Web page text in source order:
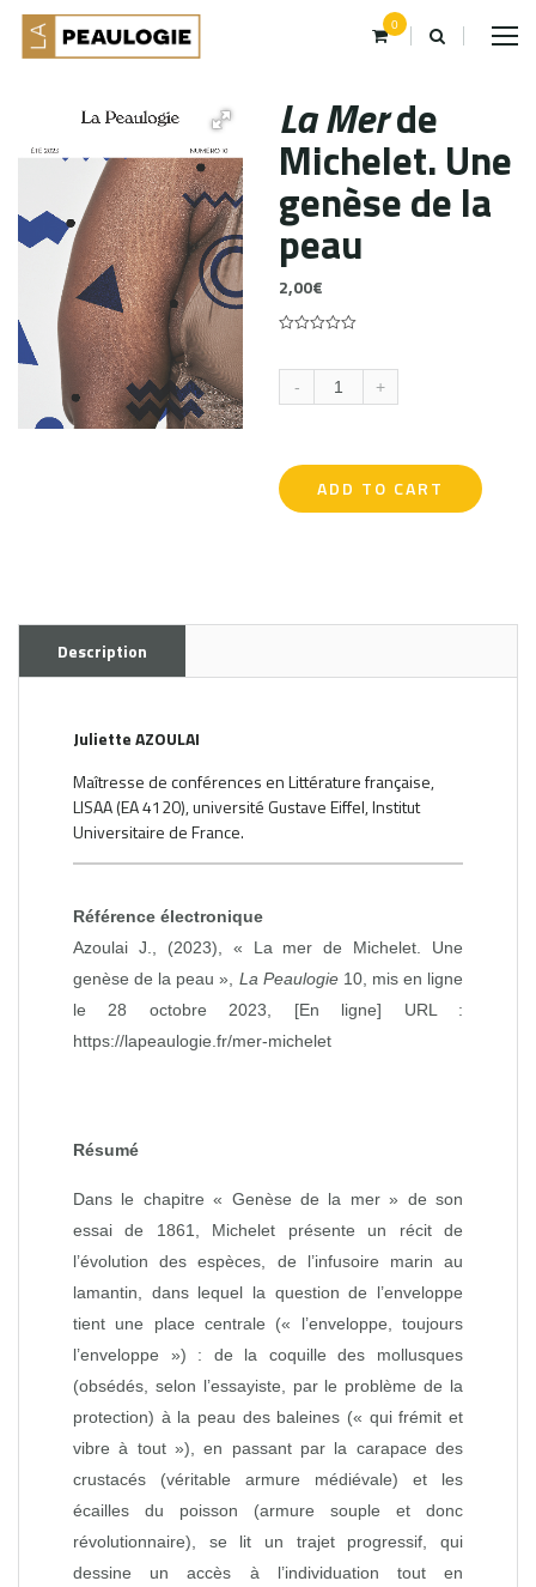
0
La Merde
Michelet. Une
genèse de la
peau
2,00€
of
based
on
- +
ADD TO CART
Description
Juliette AZOULAI
Maîtresse de conférences en Littérature française,
LISAA (EA 4120), université Gustave Eiffel, Institut
Universitaire de France.
Référence électronique
Azoulai J., (2023), « La mer de Michelet. Une
genèse de la peau », La Peaulogie10, mis en ligne
le 28 octobre 2023, [En ligne] URL :
https://lapeaulogie.fr/mer-michelet
Résumé
Dans le chapitre « Genèse de la mer » de son
essai de 1861, Michelet présente un récit de
l’évolution des espèces, de l’infusoire marin au
lamantin, dans lequel la question de l’enveloppe
tient une place centrale (« l’enveloppe, toujours
l’enveloppe ») : de la coquille des mollusques
(obsédés, selon l’essayiste, par le problème de la
protection) à la peau des baleines (« qui frémit et
vibre à tout »), en passant par la carapace des
crustacés (véritable armure médiévale) et les
écailles du poisson (armure souple et donc
révolutionnaire), se lit un trajet progressif, qui
dessine un accès à l’individuation tout en